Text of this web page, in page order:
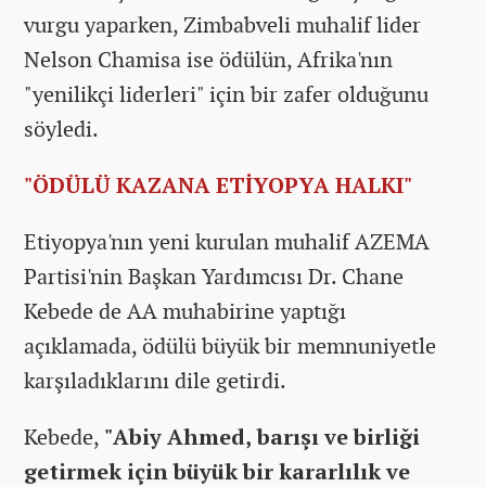
vurgu yaparken, Zimbabveli muhalif lider
Nelson Chamisa ise ödülün, Afrika'nın
"yenilikçi liderleri" için bir zafer olduğunu
söyledi.
"ÖDÜLÜ KAZANA ETİYOPYA HALKI"
Etiyopya'nın yeni kurulan muhalif AZEMA
Partisi'nin Başkan Yardımcısı Dr. Chane
Kebede de AA muhabirine yaptığı
açıklamada, ödülü büyük bir memnuniyetle
karşıladıklarını dile getirdi.
Kebede, "Abiy Ahmed, barışı ve birliği
getirmek için büyük bir kararlılık ve